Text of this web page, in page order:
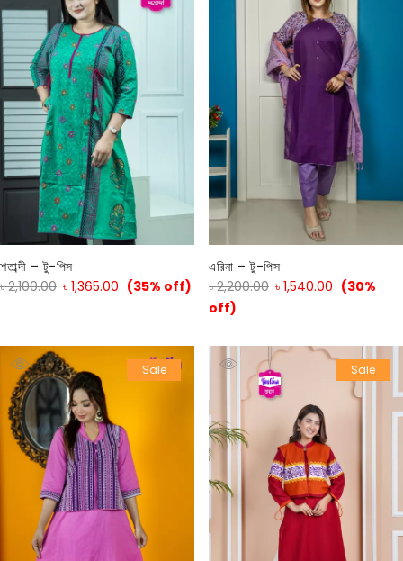
শতাব্দী – টু-পিস
৳2,100.00 ৳ 1,365.00 (35% off)
এরিনা – টু-পিস
৳2,200.00 ৳ 1,540.00 (30%
off)
Sale Sale